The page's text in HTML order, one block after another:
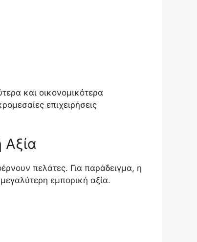
και οικονομικότερα
επιχειρήσεις
πελάτες. Για παράδειγμα, η
εμπορική αξία.